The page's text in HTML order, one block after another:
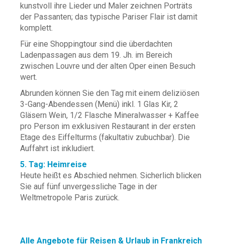
kunstvoll ihre Lieder und Maler zeichnen Porträts
der Passanten; das typische Pariser Flair ist damit
komplett.
Für eine Shoppingtour sind die überdachten
Ladenpassagen aus dem 19. Jh. im Bereich
zwischen Louvre und der alten Oper einen Besuch
wert.
Abrunden können Sie den Tag mit einem deliziösen
3-Gang-Abendessen (Menü) inkl. 1 Glas Kir, 2
Gläsern Wein, 1/2 Flasche Mineralwasser + Kaffee
pro Person im exklusiven Restaurant in der ersten
Etage des Eiffelturms (fakultativ zubuchbar). Die
Auffahrt ist inkludiert.
5. Tag: Heimreise
Heute heißt es Abschied nehmen. Sicherlich blicken
Sie auf fünf unvergessliche Tage in der
Weltmetropole Paris zurück.
Alle Angebote für Reisen & Urlaub in Frankreich